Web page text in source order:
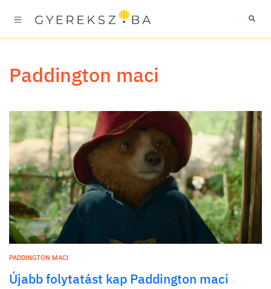
Paddington maci
PADDINGTON MACI
Újabb folytatást kap Paddington maci